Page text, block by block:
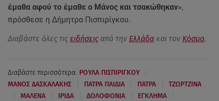
έμαθα αφού το έμαθε ο Μάνος και τσακώθηκαν»,
πρόσθεσε η Δήμητρα Πισπιρίγκου.
Διαβάστε όλες τις ειδήσεις από την Ελλάδα και τον Κόσμο.
Διαβάστε περισσότερα: ΡΟΥΛΑ ΠΙΣΠΙΡΙΓΚΟΥ
ΜΑΝΟΣ ΔΑΣΚΑΛΑΚΗΣ ΠΑΤΡΑ ΠΑΙΔΙΑ ΠΑΤΡΑ ΤΖΩΡΤΖΙΝΑ
ΜΑΛΕΝΑ ΙΡΙΔΑ ΔΟΛΟΦΟΝΙΑ ΕΓΚΛΗΜΑ